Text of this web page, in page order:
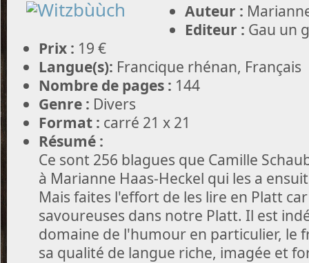
Auteur :
Editeur : Gau un
Prix : 19 €
Langue(s): Francique rhénan, Français
Nombre de pages : 144
Genre : Divers
Format : carré 21 x 21
Résumé :
Ce sont 256 blagues que Camille
à Marianne Haas-Heckel qui les a
Mais faites l'effort de les lire en Platt
savoureuses dans notre Platt. Il est
domaine de l'humour en particulier, le
sa qualité de langue riche, imagée et